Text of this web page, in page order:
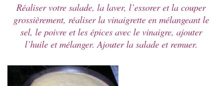
Réaliser votre salade, la laver, l’essorer et la couper
grossièrement, réaliser la vinaigrette en mélangeant le
sel, le poivre et les épices avec le vinaigre, ajouter
l’huile et mélanger. Ajouter la salade et remuer.